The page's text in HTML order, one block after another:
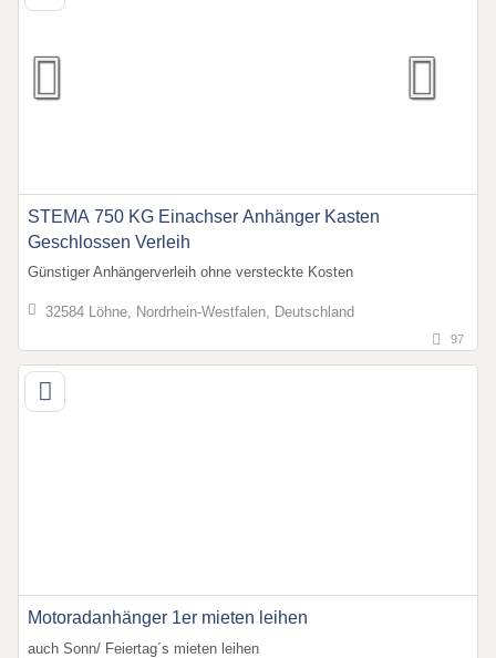
STEMA 750 KG Einachser Anhänger Kasten
Geschlossen Verleih
Günstiger Anhängerverleih ohne versteckte Kosten
32584 Löhne, Nordrhein-Westfalen, Deutschland
97
Motoradanhänger 1er mieten leihen
auch Sonn/ Feiertag´s mieten leihen